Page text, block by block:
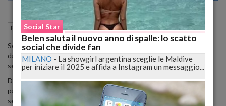
Pazzo WEB 16 Dicembre 2015 12:03
Secondo uno studio, basterebbero solo due minuti per liberare
dalla paura dei ragni le persone che soffrono di aracnofobia, anche
se il metodo potrebbe sembrare un tantino estremo.
Due esperti ritengono di poter aiutare le persone a superare la
paura dei mostri a otto zampe: tutto quello che bisogna fare,
secondo i ricercatori del Dipartimento di Psicologia Clinica presso
Social Star
Belen saluta il nuovo anno di spalle: lo scatto
social che divide fan
MILANO - La showgirl argentina sceglie le Maldive
per iniziare il 2025 e affida a Instagram un messaggio...